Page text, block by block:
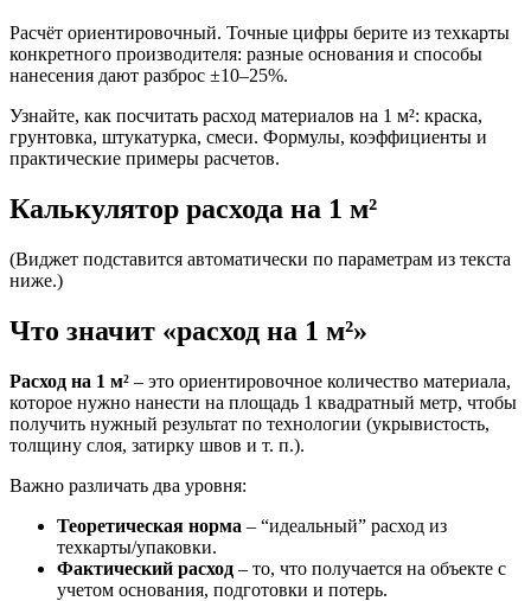
Расчёт ориентировочный. Точные цифры берите из техкарты
конкретного производителя: разные основания и способы
нанесения дают разброс ±10–25%.
Узнайте, как посчитать расход материалов на 1 м²: краска,
грунтовка, штукатурка, смеси. Формулы, коэффициенты и
практические примеры расчетов.
Калькулятор расхода на 1 м²
(Виджет подставится автоматически по параметрам из текста
ниже.)
Что значит «расход на 1 м²»
Расход на 1 м² – это ориентировочное количество материала,
которое нужно нанести на площадь 1 квадратный метр, чтобы
получить нужный результат по технологии (укрывистость,
толщину слоя, затирку швов и т. п.).
Важно различать два уровня:
Теоретическая норма – “идеальный” расход из
техкарты/упаковки.
Фактический расход – то, что получается на объекте с
учетом основания, подготовки и потерь.